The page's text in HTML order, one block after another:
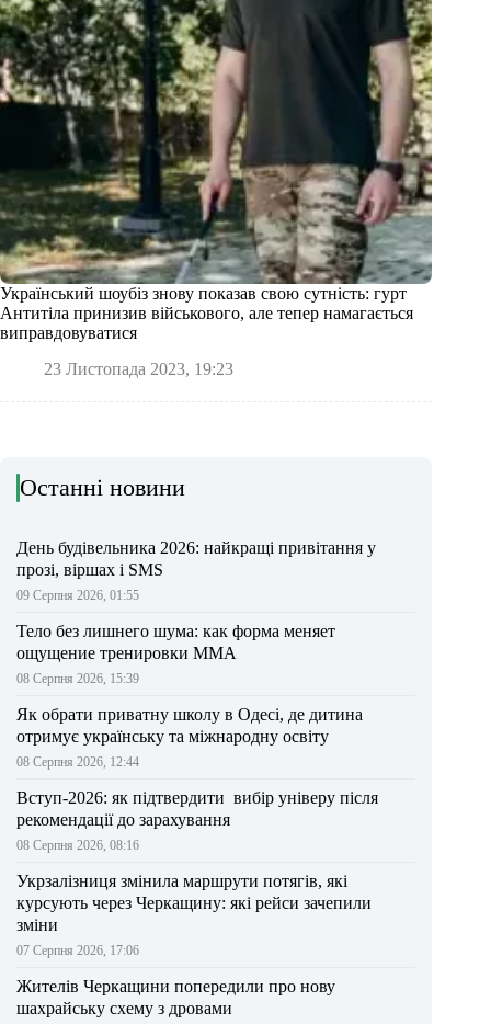
Український шоубіз знову показав свою сутність: гурт
Антитіла принизив військового, але тепер намагається
виправдовуватися
23 Листопада 2023, 19:23
Останні новини
День будівельника 2026: найкращі привітання у
прозі, віршах і SMS
09 Серпня 2026, 01:55
Тело без лишнего шума: как форма меняет
ощущение тренировки ММА
08 Серпня 2026, 15:39
Як обрати приватну школу в Одесі, де дитина
отримує українську та міжнародну освіту
08 Серпня 2026, 12:44
Вступ-2026: як підтвердити вибір універу після
рекомендації до зарахування
08 Серпня 2026, 08:16
Укрзалізниця змінила маршрути потягів, які
курсують через Черкащину: які рейси зачепили
зміни
07 Серпня 2026, 17:06
Жителів Черкащини попередили про нову
шахрайську схему з дровами